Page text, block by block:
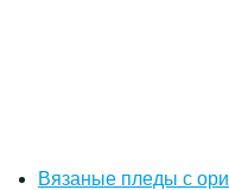
Вязаные пледы с